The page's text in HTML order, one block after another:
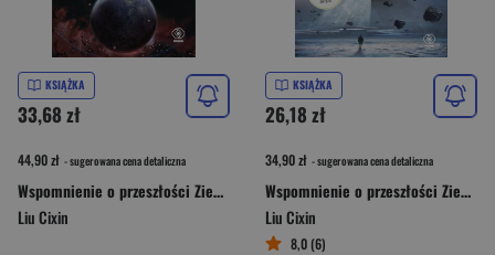
KSIĄŻKA
33,68 zł
44,90 zł - sugerowana cena detaliczna
Wspomnienie o przeszłości Ziemi 2 Ciemny las
Liu Cixin
KSIĄŻKA
26,18 zł
34,90 zł - sugerowana cena detaliczna
Wspomnienie o przeszłości Ziemi 1 Problem trzech ciał
Liu Cixin
8,0 (6)